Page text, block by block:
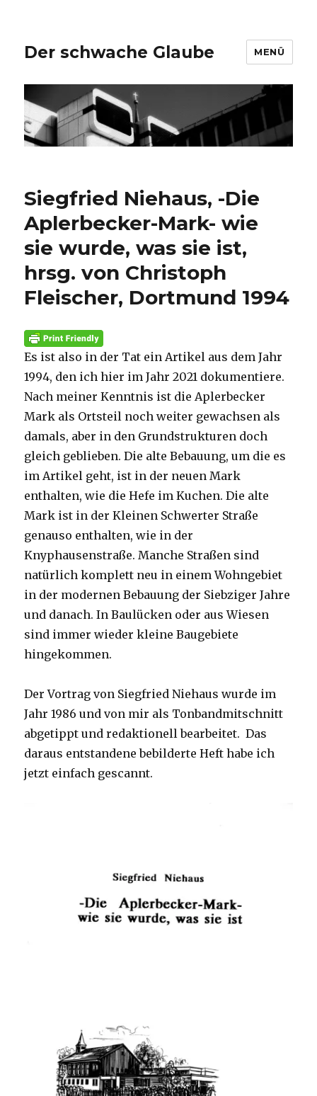
Der schwache Glaube MENÜ
Siegfried Niehaus, -Die
Aplerbecker-Mark- wie
sie wurde, was sie ist,
hrsg. von Christoph
Fleischer, Dortmund 1994
Es ist also in der Tat ein Artikel aus dem Jahr
1994, den ich hier im Jahr 2021 dokumentiere.
Nach meiner Kenntnis ist die Aplerbecker
Mark als Ortsteil noch weiter gewachsen als
damals, aber in den Grundstrukturen doch
gleich geblieben. Die alte Bebauung, um die es
im Artikel geht, ist in der neuen Mark
enthalten, wie die Hefe im Kuchen. Die alte
Mark ist in der Kleinen Schwerter Straße
genauso enthalten, wie in der
Knyphausenstraße. Manche Straßen sind
natürlich komplett neu in einem Wohngebiet
in der modernen Bebauung der Siebziger Jahre
und danach. In Baulücken oder aus Wiesen
sind immer wieder kleine Baugebiete
hingekommen.
Der Vortrag von Siegfried Niehaus wurde im
Jahr 1986 und von mir als Tonbandmitschnitt
abgetippt und redaktionell bearbeitet. Das
daraus entstandene bebilderte Heft habe ich
jetzt einfach gescannt.